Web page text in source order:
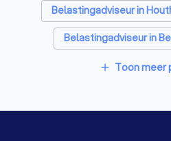
Belastingadviseur in
Belastingadviseur in
Belastingadviseur in
add Toon meer